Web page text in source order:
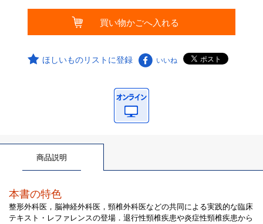
ほしいものリストに登録 いいね
商品説明
本書の特色
整形外科医，脳神経外科医，頸椎外科医などの共同による実践的な臨床
テキスト・レファレンスの登場．退行性頸椎疾患や炎症性頸椎疾患から